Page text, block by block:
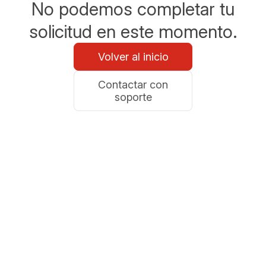
No podemos completar tu
solicitud en este momento.
Volver al inicio
Contactar con
soporte